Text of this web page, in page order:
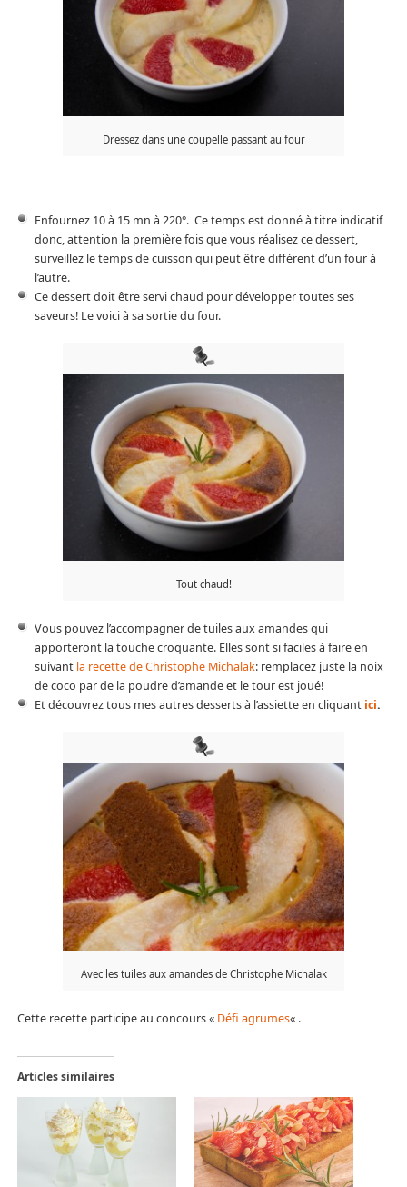
Dressez dans une coupelle passant au four
Enfournez 10 à 15 mn à 220°. Ce temps est donné à titre indicatif
donc, attention la première fois que vous réalisez ce dessert,
surveillez le temps de cuisson qui peut être différent d’un four à
l’autre.
Ce dessert doit être servi chaud pour développer toutes ses
saveurs! Le voici à sa sortie du four.
Tout chaud!
Vous pouvez l’accompagner de tuiles aux amandes qui
apporteront la touche croquante. Elles sont si faciles à faire en
suivant la recette de Christophe Michalak: remplacez juste la noix
de coco par de la poudre d’amande et le tour est joué!
Et découvrez tous mes autres desserts à l’assiette en cliquant ici.
Avec les tuiles aux amandes de Christophe Michalak
Cette recette participe au concours « Défi agrumes« .
Articles similaires